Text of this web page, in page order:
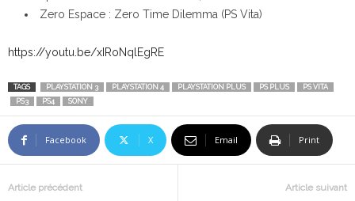
Zero Espace : Zero Time Dilemma (PS Vita)
https://youtu.be/xIRoNqlEgRE
TAGS PLAYSTATION 3 PLAYSTATION 4 PLAYSTATION PLUS PS PLUS
PS VITA
PS3
PS4 SONY
Facebook X Email Print
Article précédent Article suivant